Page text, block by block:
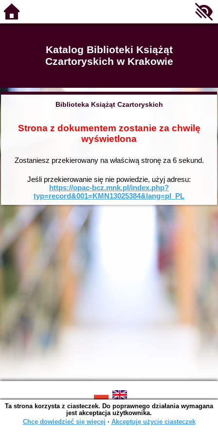
Katalog Biblioteki Książąt
Czartoryskich w Krakowie
Biblioteka Książąt Czartoryskich
Strona z dokumentem zostanie za chwilę
wyświetlona
Zostaniesz przekierowany na właściwą stronę za 6sekund.
Jeśli przekierowanie się nie powiedzie, użyj adresu:
https://opac-bcz.mnk.pl/index.php?
typ=record&001=KMN13025384&lang=pl_PL
SOWA OPAC v. 6.11.10 (2026-07-24)
Wygenerowano w 0,0015 s.
Ta strona korzysta z ciasteczek. Do poprawnego działania wymagana
jest akceptacja użytkownika.
Chcę dowiedzieć się więcej ∙ Akceptuję użycie ciasteczek